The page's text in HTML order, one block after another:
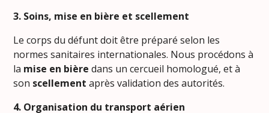
3. Soins, mise en bière et scellement
Le corps du défunt doit être préparé selon les
normes sanitaires internationales. Nous procédons à
la mise en bière dans un cercueil homologué, et à
son scellement après validation des autorités.
4. Organisation du transport aérien